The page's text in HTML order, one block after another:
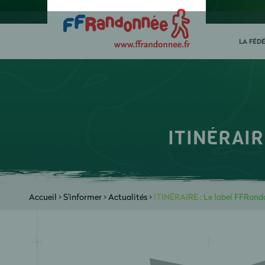
LA
Accueil >S'informer>Actualités> ITINÉRAIRE : Le label